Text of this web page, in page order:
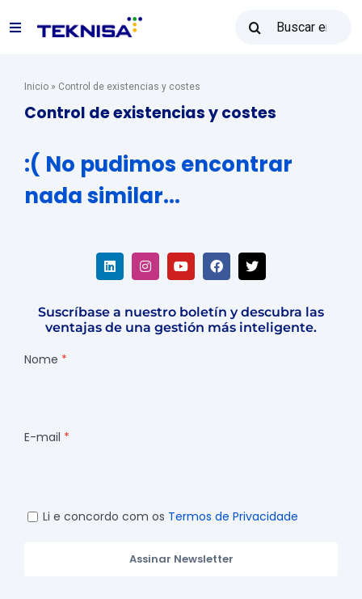
Alternar
Soluciones
Recursos
Ventas: (31) 2122-2300
Póngase en contacto con
Inicio» Control de existencias y costes
Control de existencias y costes
:( No pudimos encontrar
nada similar...
Suscríbase a nuestro boletín y descubra las
ventajas de una gestión más inteligente.
Nome
E-mail
Li e concordo com os Termos de Privacidade
Assinar Newsletter